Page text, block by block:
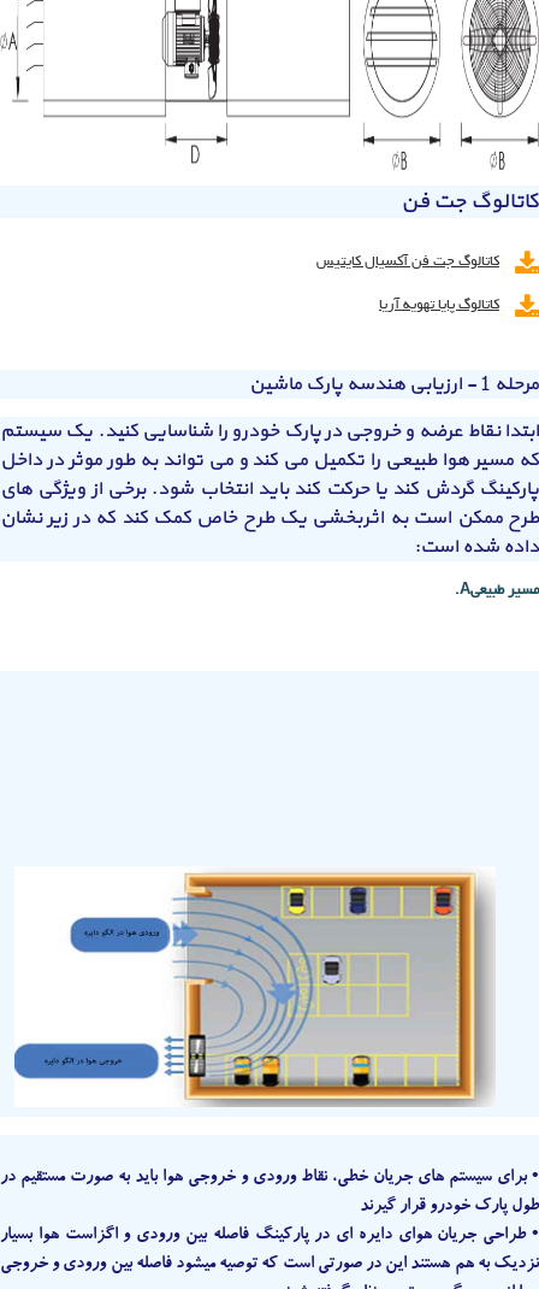
کاتالوگ جت فن
کاتالوگ جت فن آکسیال کایتیس
کاتالوگ پایا تهویه آریا
مرحله 1 - ارزیابی هندسه پارک ماشین
ابتدا نقاط عرضه و خروجی در پارک خودرو را شناسایی کنید. یک سیستم
که مسیر هوا طبیعی را تکمیل می کند و می تواند به طور موثر در داخل
پارکینگ گردش کند یا حرکت کند باید انتخاب شود. برخی از ویژگی های
طرح ممکن است به اثربخشی یک طرح خاص کمک کند که در زیر نشان
داده شده است:
.Aمسیر طبیعی
• برای سیستم های جریان خطی، نقاط ورودی و خروجی هوا باید به صورت مستقیم در
طول پارک خودرو قرار گیرند
• طراحی جریان هوای دایره ای در پارکینگ فاصله بین ورودی و اگزاست هوا بسیار
نزدیک به هم هستند این در صورتی است که توصیه میشود فاصله بین ورودی و خروجی